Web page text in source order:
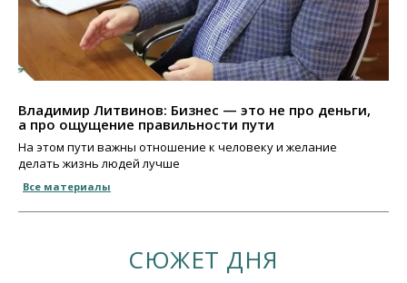
Владимир Литвинов: Бизнес — это не про деньги,
а про ощущение правильности пути
На этом пути важны отношение к человеку и желание
делать жизнь людей лучше
Все материалы
СЮЖЕТ ДНЯ